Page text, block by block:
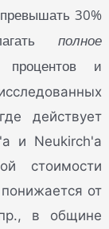
30%
полное
процентов и
действует
и Neukirch'a
стоимости
от
в общине